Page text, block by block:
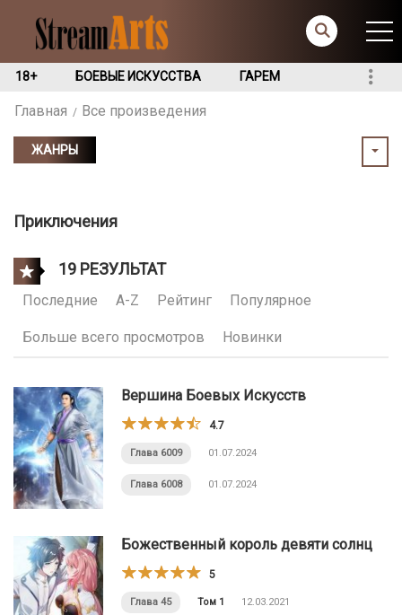
18+ БОЕВЫЕ ИСКУССТВА ГАРЕМ
Главная Все произведения
ЖАНРЫ
Приключения
19 РЕЗУЛЬТАТ
Последние A-Z Рейтинг Популярное
Больше всего просмотров Новинки
Вершина Боевых Искусств
4.7
Глава 6009 01.07.2024
Глава 6008 01.07.2024
Божественный король девяти солнц
5
Глава 45 Том 1 12.03.2021